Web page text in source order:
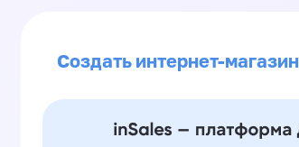
Создать интернет-